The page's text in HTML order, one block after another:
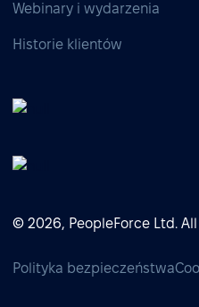
Webinary i wydarzenia
Historie klientów
© 2026, PeopleForce Ltd.
Polityka bezpieczeństwa